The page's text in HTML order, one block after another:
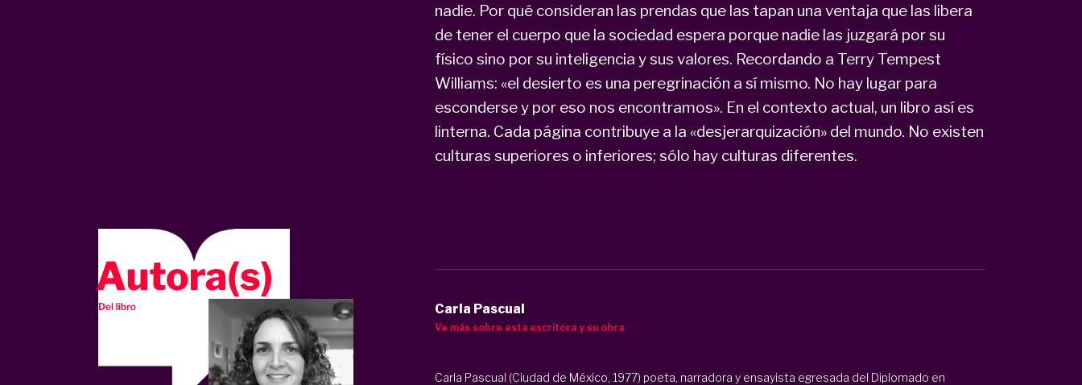
nadie. Por qué consideran las prendas que las tapan una ventaja que las libera
de tener el cuerpo que la sociedad espera porque nadie las juzgará por su
físico sino por su inteligencia y sus valores. Recordando a Terry Tempest
Williams: «el desierto es una peregrinación a sí mismo. No hay lugar para
esconderse y por eso nos encontramos». En el contexto actual, un libro así es
linterna. Cada página contribuye a la «desjerarquización» del mundo. No existen
culturas superiores o inferiores; sólo hay culturas diferentes.
Carla Pascual
Ve más sobre esta escritora y su obra
Carla Pascual (Ciudad de México, 1977) poeta, narradora y ensayista egresada del Diplomado en